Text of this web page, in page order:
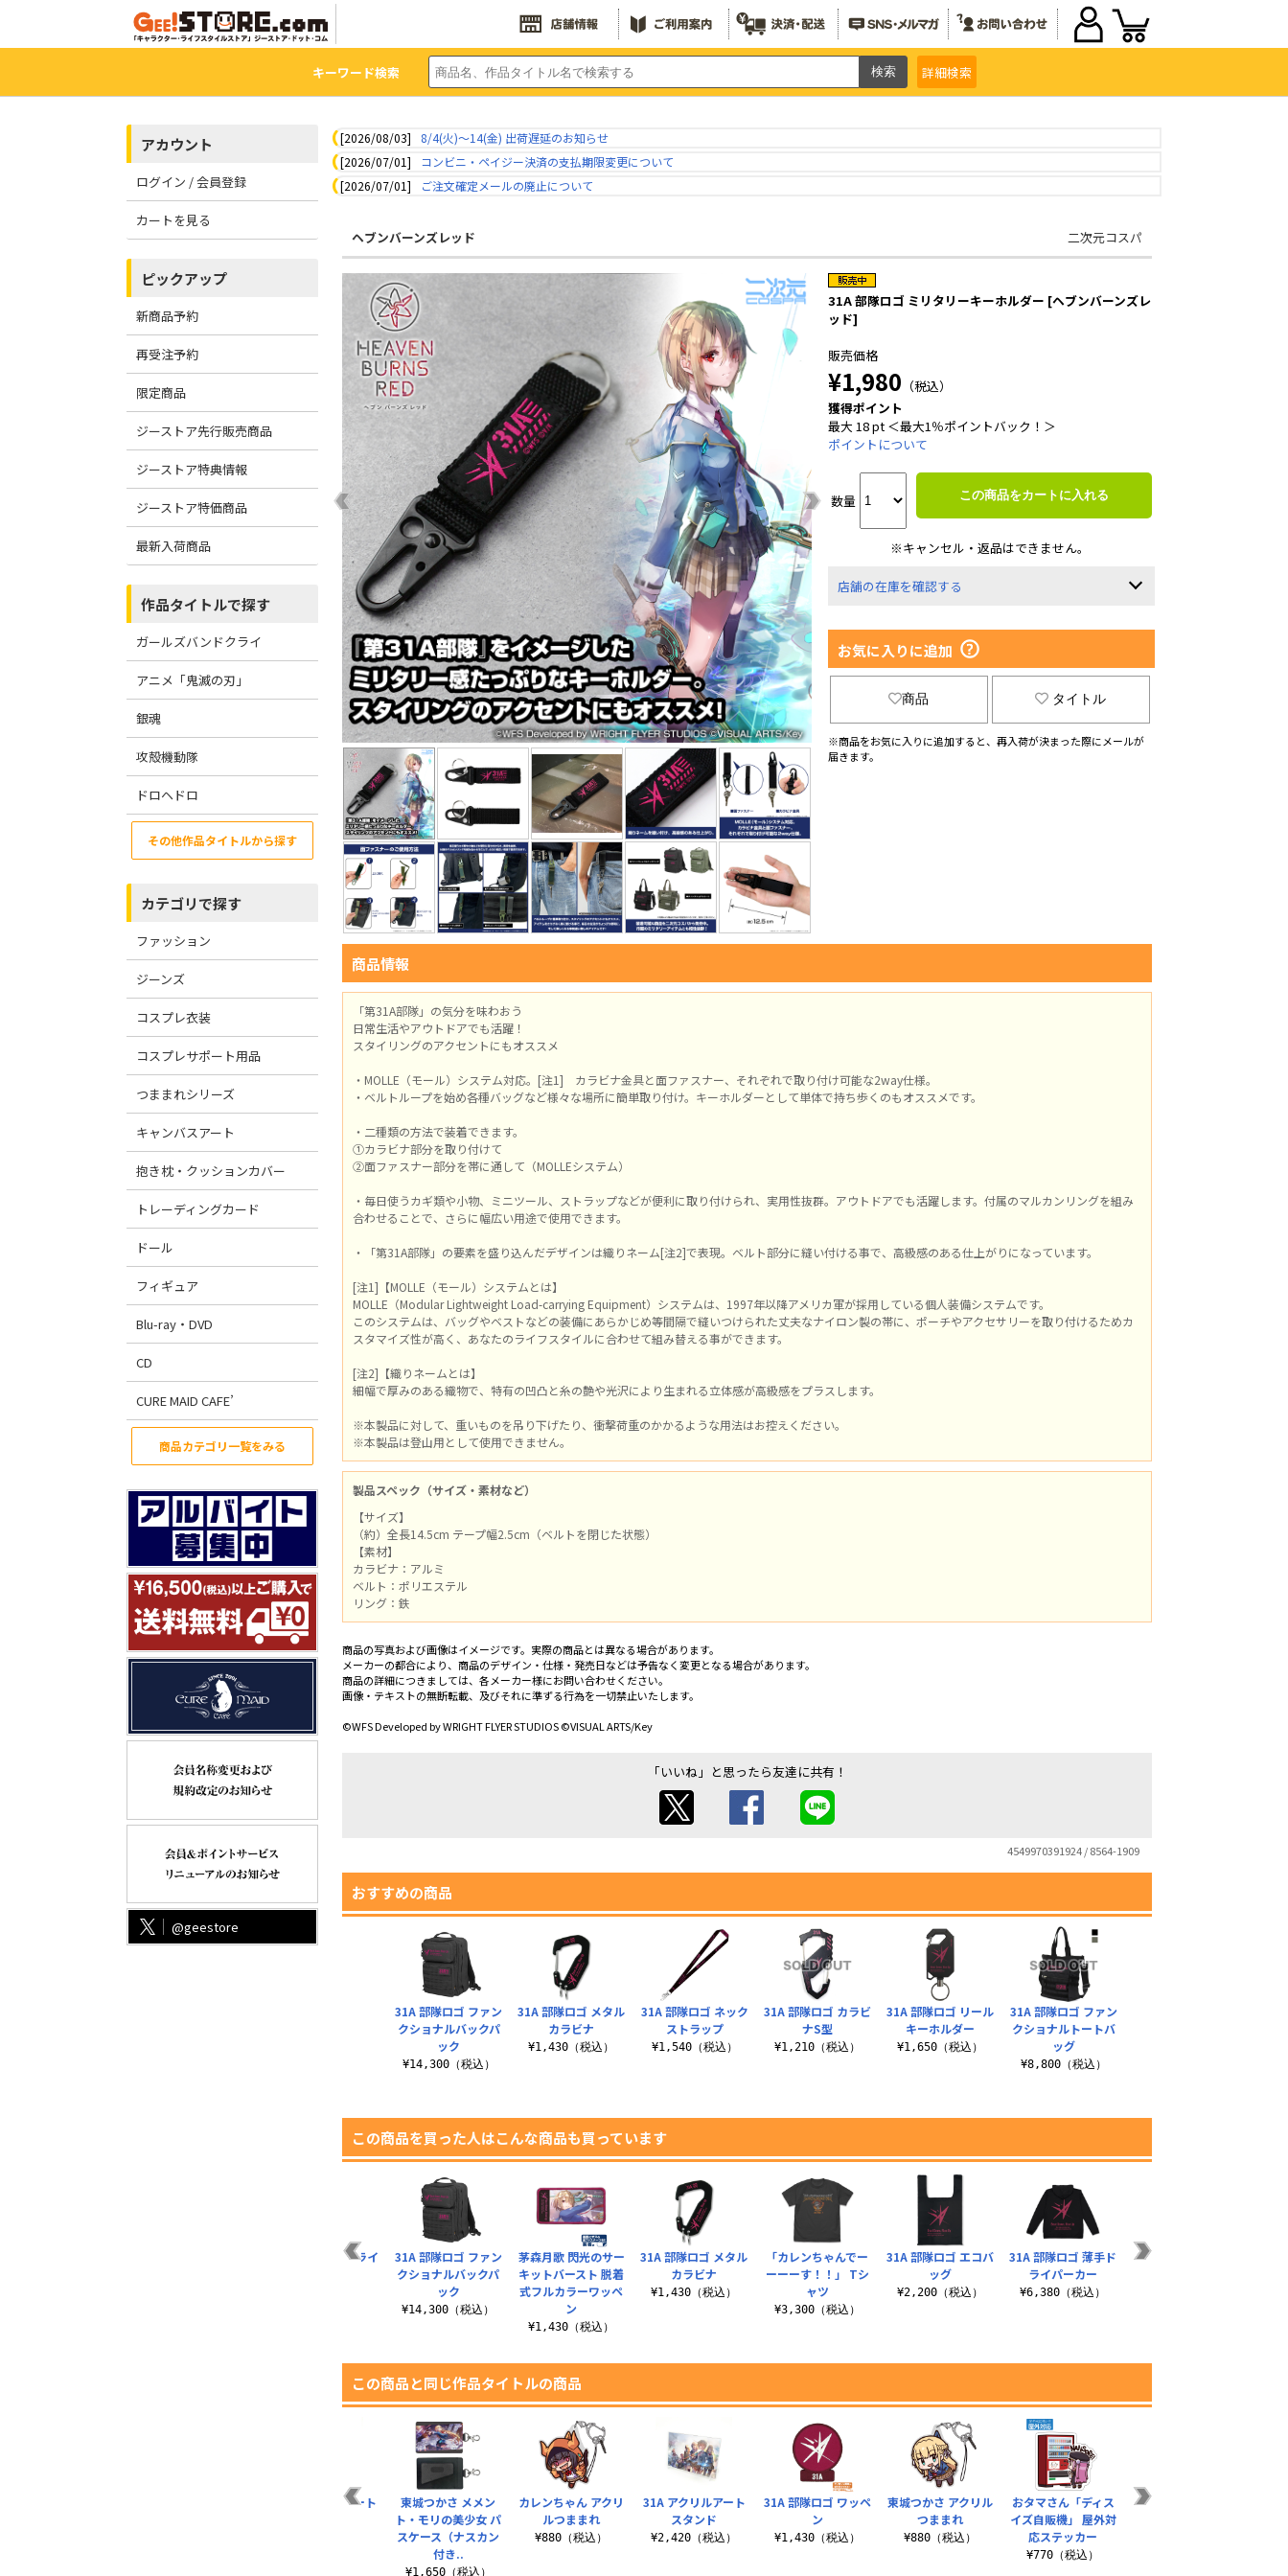
キーワード検索 詳細検索
アカウント
ログイン / 会員登録
カートを見る
ピックアップ
新商品予約
再受注予約
限定商品
ジーストア先行販売商品
ジーストア特典情報
ジーストア特価商品
最新入荷商品
作品タイトルで探す
ガールズバンドクライ
アニメ「鬼滅の刃」
銀魂
攻殻機動隊
ドロヘドロ
その他作品タイトルから探す
カテゴリで探す
ファッション
ジーンズ
コスプレ衣装
コスプレサポート用品
つままれシリーズ
キャンバスアート
抱き枕・クッションカバー
トレーディングカード
ドール
フィギュア
Blu-ray・DVD
CD
CURE MAID CAFE’
商品カテゴリ一覧をみる
@geestore
[2026/08/03]
8/4(火)～14(金) 出荷遅延のお知らせ
[2026/07/01]
コンビニ・ペイジー決済の支払期限変更について
[2026/07/01]
ご注文確定メールの廃止について
ヘブンバーンズレッド 二次元コスパ
31A 部隊ロゴ ミリタリーキーホルダー [ヘブンバーンズレ
ッド]
販売価格
¥1,980 （税込）
獲得ポイント
最大 18 pt ＜最大1％ポイントバック！＞
ポイントについて
数量 この商品をカートに入れる
※キャンセル・返品はできません。
店舗の在庫を確認する
お気に入りに追加
商品 タイトル
※商品をお気に入りに追加すると、再入荷が決まった際にメールが
届きます。
商品情報
「第31A部隊」の気分を味わおう
日常生活やアウトドアでも活躍！
スタイリングのアクセントにもオススメ
・MOLLE（モール）システム対応。[注1] カラビナ金具と面ファスナー、それぞれで取り付け可能な2way仕様。
・ベルトループを始め各種バッグなど様々な場所に簡単取り付け。キーホルダーとして単体で持ち歩くのもオススメです。
・二種類の方法で装着できます。
①カラビナ部分を取り付けて
②面ファスナー部分を帯に通して（MOLLEシステム）
・毎日使うカギ類や小物、ミニツール、ストラップなどが便利に取り付けられ、実用性抜群。アウトドアでも活躍します。付属のマルカンリングを組み
合わせることで、さらに幅広い用途で使用できます。
・「第31A部隊」の要素を盛り込んだデザインは織りネーム[注2]で表現。ベルト部分に縫い付ける事で、高級感のある仕上がりになっています。
[注1]【MOLLE（モール）システムとは】
MOLLE（Modular Lightweight Load-carrying Equipment）システムは、1997年以降アメリカ軍が採用している個人装備システムです。
このシステムは、バッグやベストなどの装備にあらかじめ等間隔で縫いつけられた丈夫なナイロン製の帯に、ポーチやアクセサリーを取り付けるためカ
スタマイズ性が高く、あなたのライフスタイルに合わせて組み替える事ができます。
[注2]【織りネームとは】
細幅で厚みのある織物で、特有の凹凸と糸の艶や光沢により生まれる立体感が高級感をプラスします。
※本製品に対して、重いものを吊り下げたり、衝撃荷重のかかるような用法はお控えください。
※本製品は登山用として使用できません。
製品スペック（サイズ・素材など）
【サイズ】
（約）全長14.5cm テープ幅2.5cm（ベルトを閉じた状態）
【素材】
カラビナ：アルミ
ベルト：ポリエステル
リング：鉄
商品の写真および画像はイメージです。実際の商品とは異なる場合があります。
メーカーの都合により、商品のデザイン・仕様・発売日などは予告なく変更となる場合があります。
商品の詳細につきましては、各メーカー様にお問い合わせください。
画像・テキストの無断転載、及びそれに準ずる行為を一切禁止いたします。
©WFS Developed by WRIGHT FLYER STUDIOS ©VISUAL ARTS/Key
「いいね」と思ったら友達に共有！
4549970391924 / 8564-1909
おすすめの商品
31A 部隊ロゴ ネック
ストラップ
¥1,540（税込）
31A 部隊ロゴ カラビ
ナS型
¥1,210（税込）
31A 部隊ロゴ リール
キーホルダー
¥1,650（税込）
31A 部隊ロゴ ファン
クショナルトートバ
ッグ
¥8,800（税込）
31A 部隊ロゴ ファン
クショナルバックパ
ック
¥14,300（税込）
31A 部隊ロゴ メタル
カラビナ
¥1,430（税込）
この商品を買った人はこんな商品も買っています
31A 部隊ロゴ メタル
カラビナ
¥1,430（税込）
「カレンちゃんでー
ーーーす！！」 Tシ
ャツ
¥3,300（税込）
31A 部隊ロゴ エコバ
ッグ
¥2,200（税込）
31A 部隊ロゴ 薄手ド
ライパーカー
¥6,380（税込）
31A 部隊ロゴ ネック
31A 部隊ロゴ ドライ
31A 部隊ロゴ ファン
クショナルバックパ
ック
¥14,300（税込）
茅森月歌 閃光のサー
キットバースト 脱着
式フルカラーワッペ
ン
¥1,430（税込）
この商品と同じ作品タイトルの商品
31A アクリルアート
スタンド
¥2,420（税込）
31A 部隊ロゴ ワッペ
ン
¥1,430（税込）
東城つかさ アクリル
つままれ
¥880（税込）
おタマさん「ディス
イズ自販機」 屋外対
応ステッカー
¥770（税込）
31D アクリルアート
東城つかさ メメン
ト・モリの美少女 パ
スケース（ナスカン
付き..
¥1,650（税込）
カレンちゃん アクリ
ルつままれ
¥880（税込）